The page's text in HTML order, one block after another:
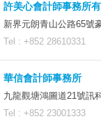
許美心會計師事務所
新界元朗青山公路65號
Tel : +852
華信會計師事務所
九龍觀塘鴻圖道21號訊
Tel : +852